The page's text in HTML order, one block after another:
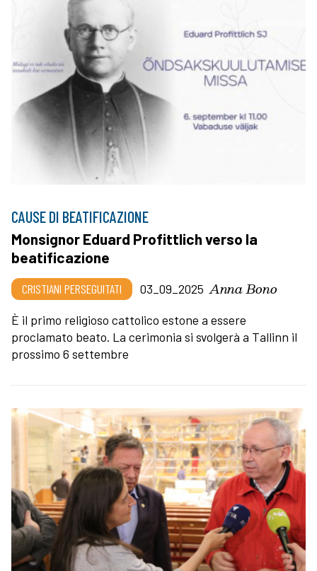
CAUSE DI BEATIFICAZIONE
Monsignor Eduard Profittlich verso la
beatificazione
CRISTIANI PERSEGUITATI 03_09_2025 Anna Bono
È il primo religioso cattolico estone a essere
proclamato beato. La cerimonia si svolgerà a Tallinn il
prossimo 6 settembre